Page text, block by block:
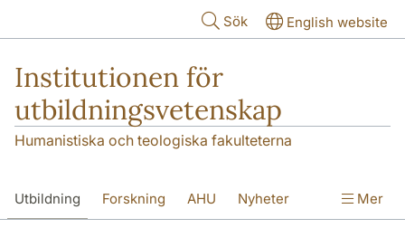
Sök English website
Institutionen för
utbildningsvetenskap
Humanistiska och teologiska fakulteterna
Utbildning Forskning AHU Nyheter Mer